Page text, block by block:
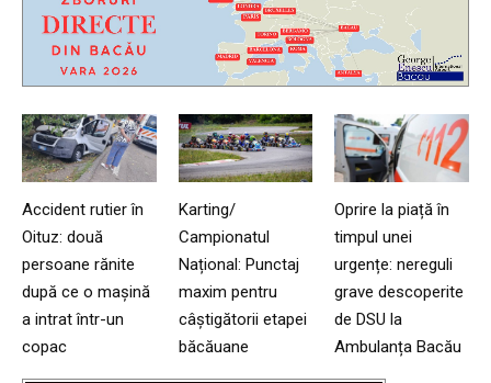
Accident rutier în
Oituz: două
persoane rănite
după ce o mașină
a intrat într-un
copac
Karting/
Campionatul
Național: Punctaj
maxim pentru
câștigătorii etapei
băcăuane
Oprire la piață în
timpul unei
urgențe: nereguli
grave descoperite
de DSU la
Ambulanța Bacău